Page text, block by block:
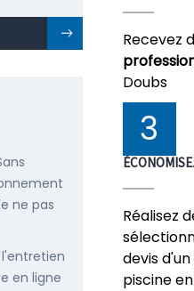
ne pas
en ligne
Recevez
Doubs
3
Réalisez
devis
piscine